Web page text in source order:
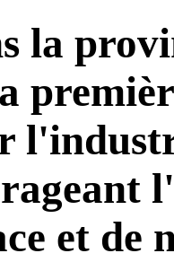
la
et de